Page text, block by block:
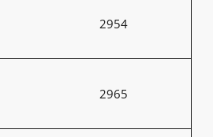
2954
2965